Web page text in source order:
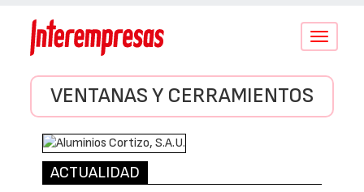
Conmutar
VENTANAS Y CERRAMIENTOS
ACTUALIDAD